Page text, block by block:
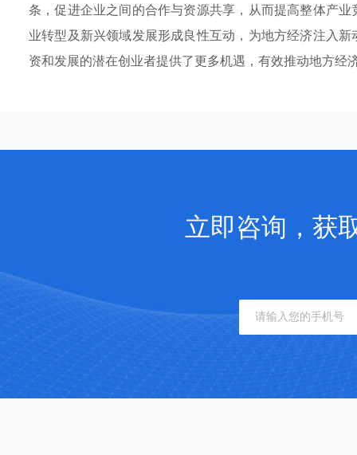
条，促进企业之间的合作与资源共享，从而提高整体产业
业转型及新兴领域发展形成良性互动，为地方经济注入
资和发展的潜在创业者提供了更多机遇，有效推动地方经
立即咨询，获